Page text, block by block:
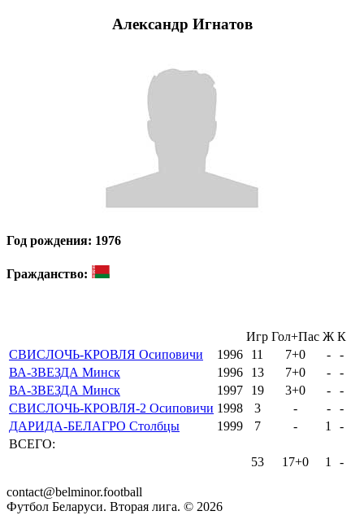
Александр Игнатов
Год рождения: 1976
Гражданство:
Игр Гол+Пас Ж К
СВИСЛОЧЬ-КРОВЛЯ Осиповичи
1996 11 7+0 -
-
ВА-ЗВЕЗДА Минск
1996 13 7+0 -
-
ВА-ЗВЕЗДА Минск
1997 19 3+0 -
-
СВИСЛОЧЬ-КРОВЛЯ-2 Осиповичи 1998 3 - -
-
ДАРИДА-БЕЛАГРО Столбцы
1999 7 - 1
-
ВСЕГО:
53
17+0 1 -
contact@belminor.football
Футбол Беларуси. Вторая лига. © 2026